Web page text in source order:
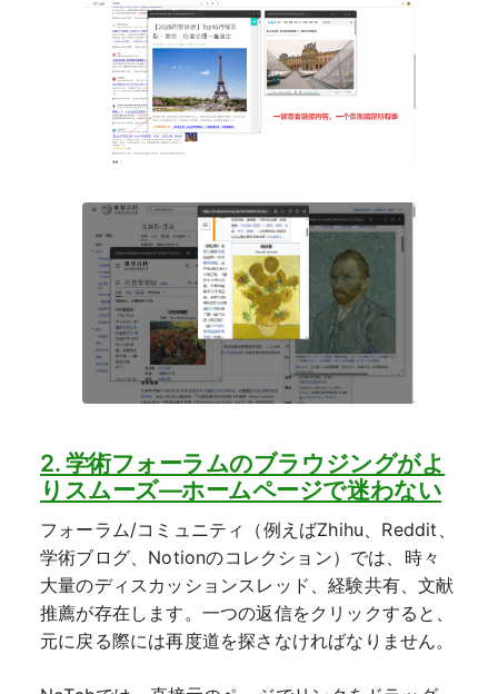
2. 学術フォーラムのブラウジングがよ
りスムーズ—ホームページで迷わない
フォーラム/コミュニティ（例えばZhihu、Reddit、
学術ブログ、Notionのコレクション）では、時々
大量のディスカッションスレッド、経験共有、文献
推薦が存在します。一つの返信をクリックすると、
元に戻る際には再度道を探さなければなりません。